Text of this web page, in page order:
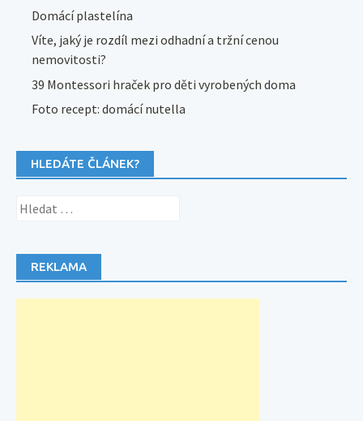
Domácí plastelína
Víte, jaký je rozdíl mezi odhadní a tržní cenou
nemovitosti?
39 Montessori hraček pro děti vyrobených doma
Foto recept: domácí nutella
HLEDÁTE ČLÁNEK?
Vyhledávání
REKLAMA